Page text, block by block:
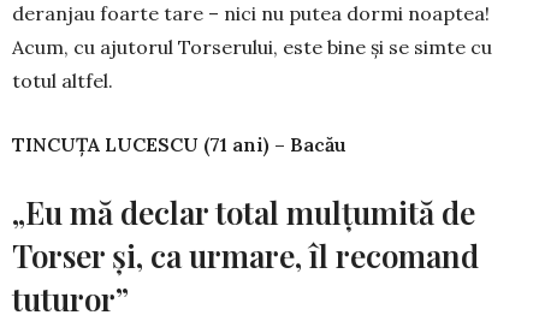
deranjau foarte tare – nici nu putea dormi noaptea!
Acum, cu ajutorul Torserului, este bine şi se simte cu
totul altfel.
TINCUŢA LUCESCU (71 ani) – Bacău
„Eu mă declar total mulţumită de
Torser şi, ca urmare, îl recomand
tuturor”